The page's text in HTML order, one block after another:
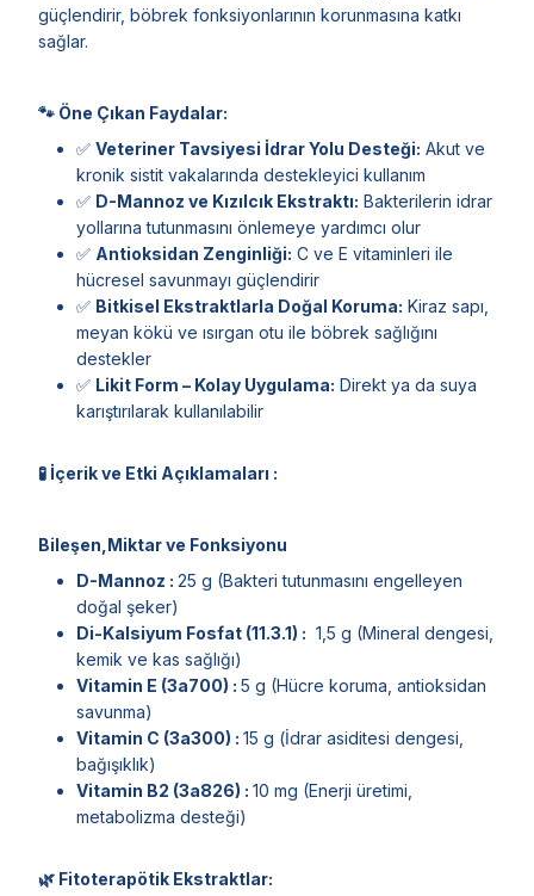
güçlendirir, böbrek fonksiyonlarının korunmasına katkı
sağlar.
🐾 Öne Çıkan Faydalar:
✅ Veteriner Tavsiyesi İdrar Yolu Desteği: Akut ve
kronik sistit vakalarında destekleyici kullanım
✅ D-Mannoz ve Kızılcık Ekstraktı: Bakterilerin idrar
yollarına tutunmasını önlemeye yardımcı olur
✅ Antioksidan Zenginliği: C ve E vitaminleri ile
hücresel savunmayı güçlendirir
✅ Bitkisel Ekstraktlarla Doğal Koruma: Kiraz sapı,
meyan kökü ve ısırgan otu ile böbrek sağlığını
destekler
✅ Likit Form – Kolay Uygulama: Direkt ya da suya
karıştırılarak kullanılabilir
🧪 İçerik ve Etki Açıklamaları :
Bileşen,Miktar ve Fonksiyonu
D-Mannoz : 25 g (Bakteri tutunmasını engelleyen
doğal şeker)
Di-Kalsiyum Fosfat (11.3.1) : 1,5 g (Mineral dengesi,
kemik ve kas sağlığı)
Vitamin E (3a700) : 5 g (Hücre koruma, antioksidan
savunma)
Vitamin C (3a300) : 15 g (İdrar asiditesi dengesi,
bağışıklık)
Vitamin B2 (3a826) : 10 mg (Enerji üretimi,
metabolizma desteği)
🌿 Fitoterapötik Ekstraktlar: